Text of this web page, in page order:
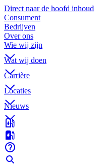
Direct naar de hoofd inhoud
Consument
Bedrijven
Over ons
Wie wij zijn
Wat wij doen
Carrière
Locaties
Nieuws